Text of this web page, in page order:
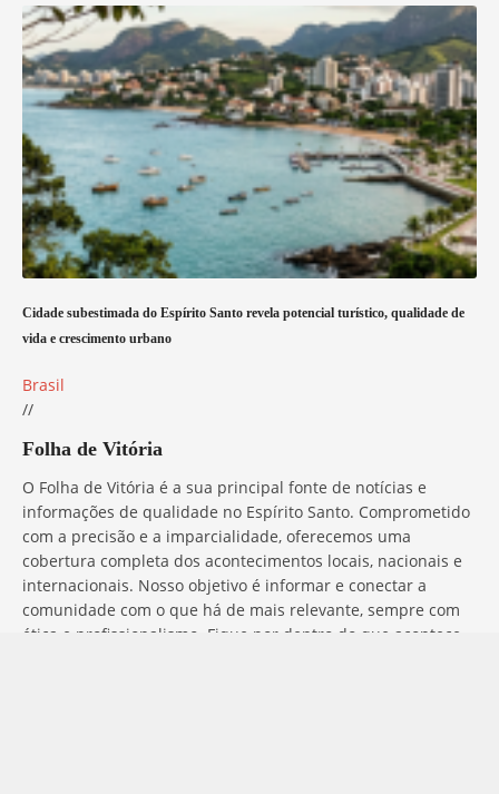
Cidade subestimada do Espírito Santo revela potencial turístico, qualidade de
vida e crescimento urbano
Brasil
//
Folha de Vitória
O Folha de Vitória é a sua principal fonte de notícias e
informações de qualidade no Espírito Santo. Comprometido
com a precisão e a imparcialidade, oferecemos uma
cobertura completa dos acontecimentos locais, nacionais e
internacionais. Nosso objetivo é informar e conectar a
comunidade com o que há de mais relevante, sempre com
ética e profissionalismo. Fique por dentro do que acontece